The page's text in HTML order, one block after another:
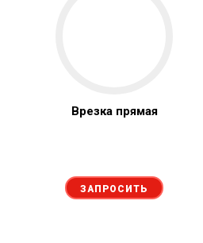
Врезка прямая
ЗАПРОСИТЬ